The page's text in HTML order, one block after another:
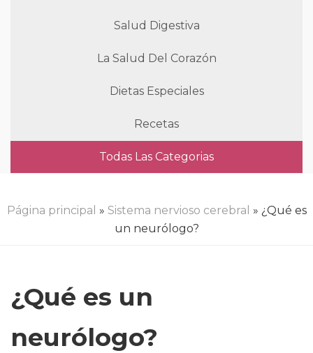
Salud Digestiva
La Salud Del Corazón
Dietas Especiales
Recetas
Todas Las Categorias
Página principal » Sistema nervioso cerebral » ¿Qué es
un neurólogo?
¿Qué es un
neurólogo?